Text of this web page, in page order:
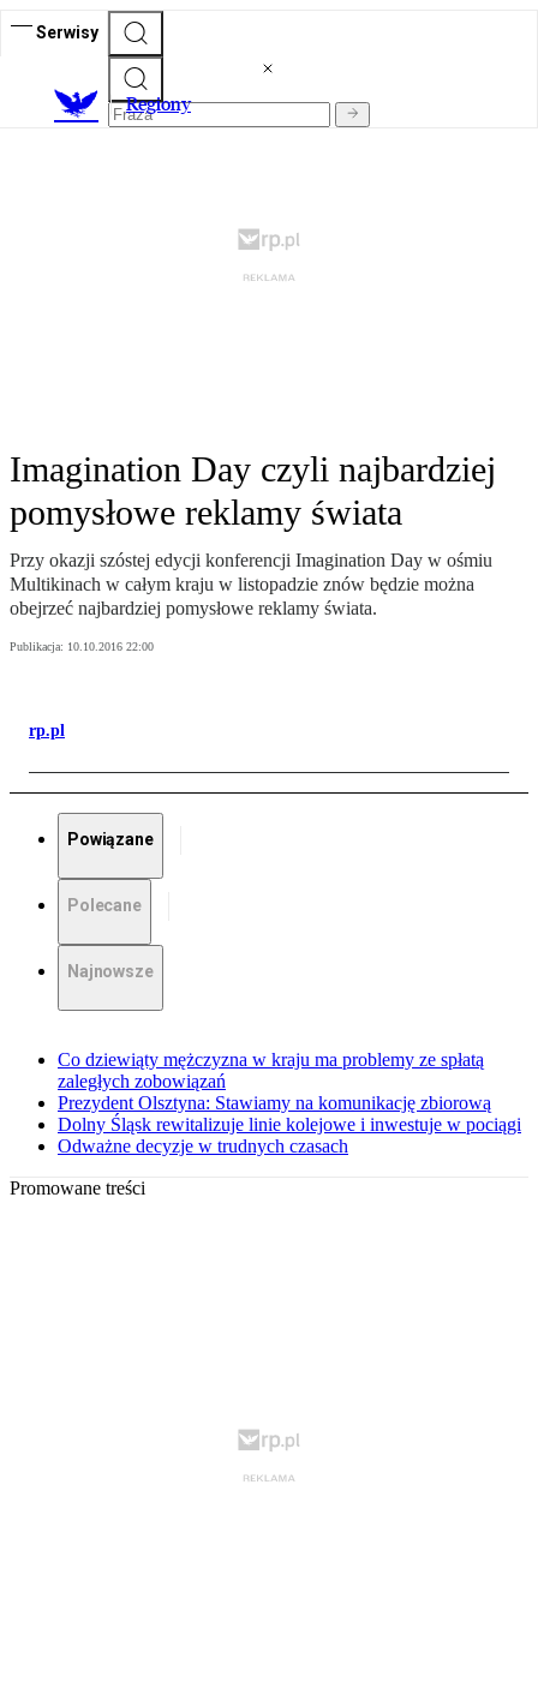
Serwisy
Regiony
Imagination Day czyli najbardziej
pomysłowe reklamy świata
Przy okazji szóstej edycji konferencji Imagination Day w ośmiu
Multikinach w całym kraju w listopadzie znów będzie można
obejrzeć najbardziej pomysłowe reklamy świata.
Publikacja: 10.10.2016 22:00
rp.pl
Powiązane
Polecane
Najnowsze
Co dziewiąty mężczyzna w kraju ma problemy ze spłatą
zaległych zobowiązań
Prezydent Olsztyna: Stawiamy na komunikację zbiorową
Dolny Śląsk rewitalizuje linie kolejowe i inwestuje w pociągi
Odważne decyzje w trudnych czasach
Promowane treści